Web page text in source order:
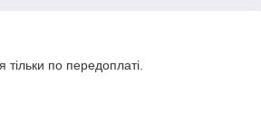
тільки по передоплаті.